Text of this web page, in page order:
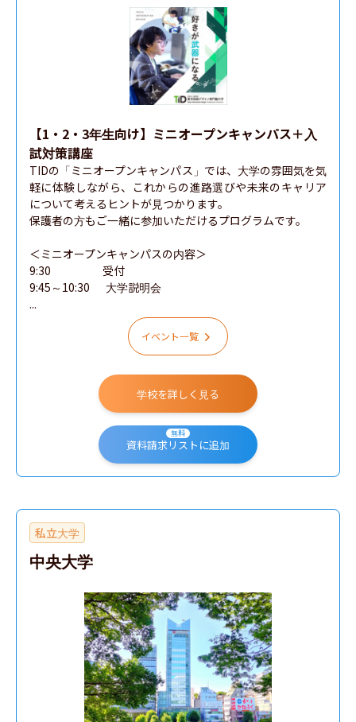
【1・2・3年生向け】ミニオープンキャンパス＋入
試対策講座
TIDの「ミニオープンキャンパス」では、大学の雰囲気を気
軽に体験しながら、これからの進路選びや未来のキャリア
について考えるヒントが見つかります。
保護者の方もご一緒に参加いただけるプログラムです。
＜ミニオープンキャンパスの内容＞
9:30　　　　   受付
9:45～10:30　  大学説明会
...
イベント一覧
学校を詳しく見る
無料
資料請求リストに追加
私立大学
中央大学